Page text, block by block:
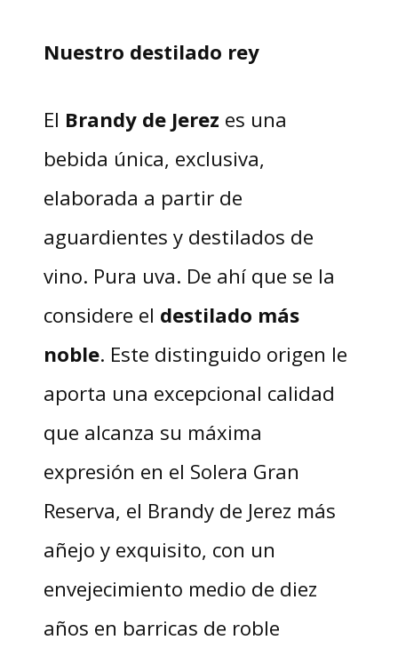
Nuestro destilado rey
El Brandy de Jerez es una
bebida única, exclusiva,
elaborada a partir de
aguardientes y destilados de
vino. Pura uva. De ahí que se la
considere el destilado más
noble. Este distinguido origen le
aporta una excepcional calidad
que alcanza su máxima
expresión en el Solera Gran
Reserva, el Brandy de Jerez más
añejo y exquisito, con un
envejecimiento medio de diez
años en barricas de roble